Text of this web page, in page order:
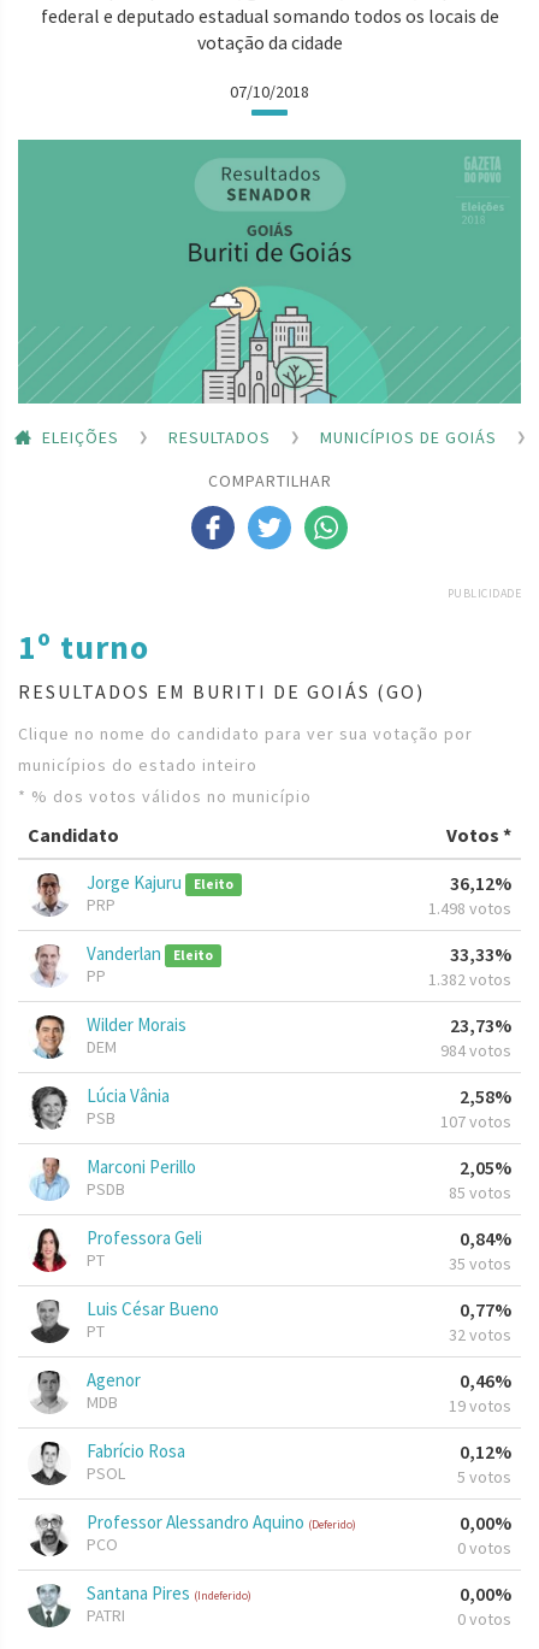
federal e deputado estadual somando todos os locais de
votação da cidade
07/10/2018
ELEIÇÕES RESULTADOS
MUNICÍPIOS DE GOIÁS
COMPARTILHAR
PUBLICIDADE
1º turno
RESULTADOS EM BURITI DE GOIÁS (GO)
Clique no nome do candidato para ver sua votação por
municípios do estado inteiro
* % dos votos válidos no município
Candidato Votos *
Jorge Kajuru Eleito
PRP
36,12%
1.498 votos
Vanderlan Eleito
PP
33,33%
1.382 votos
Wilder Morais
DEM
23,73%
984 votos
Lúcia Vânia
PSB
2,58%
107 votos
Marconi Perillo
PSDB
2,05%
85 votos
Professora Geli
PT
0,84%
35 votos
Luis César Bueno
PT
0,77%
32 votos
Agenor
MDB
0,46%
19 votos
Fabrício Rosa
PSOL
0,12%
5 votos
Professor Alessandro Aquino (Deferido)
PCO
0,00%
0 votos
Santana Pires (Indeferido)
PATRI
0,00%
0 votos